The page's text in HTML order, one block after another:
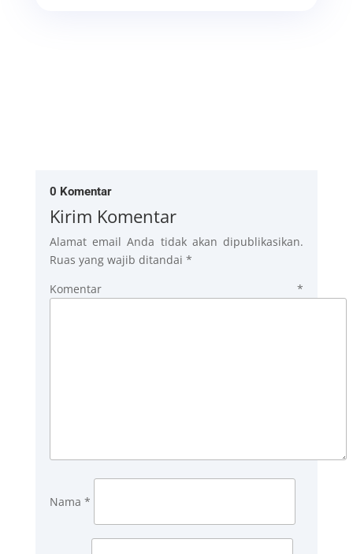
0 Komentar
Kirim Komentar
Alamat email Anda tidak akan dipublikasikan.
Ruas yang wajib ditandai *
Komentar*
Nama *